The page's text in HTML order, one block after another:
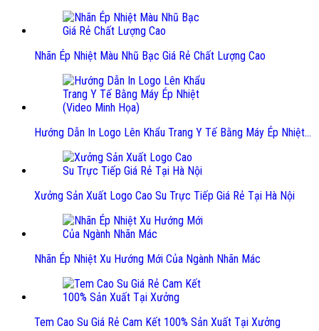
Nhãn Ép Nhiệt Màu Nhũ Bạc Giá Rẻ Chất Lượng Cao
Hướng Dẫn In Logo Lên Khẩu Trang Y Tế Bằng Máy Ép Nhiệt…
Xưởng Sản Xuất Logo Cao Su Trực Tiếp Giá Rẻ Tại Hà Nội
Nhãn Ép Nhiệt Xu Hướng Mới Của Ngành Nhãn Mác
Tem Cao Su Giá Rẻ Cam Kết 100% Sản Xuất Tại Xưởng